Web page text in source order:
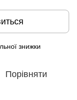
знижки
Порівняти